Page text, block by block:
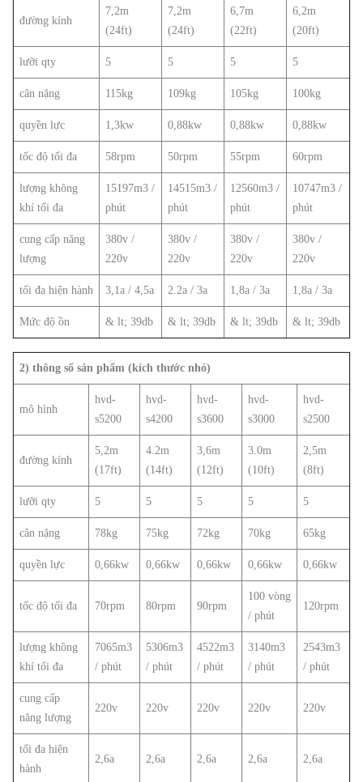
đường kính
7,2m
(24ft)
7,2m
(24ft)
6,7m
(22ft)
6,2m
(20ft)
lưỡi qty 5 5 5 5
cân nặng 115kg 109kg 105kg 100kg
quyền lực 1,3kw 0,88kw 0,88kw 0,88kw
tốc độ tối đa 58rpm 50rpm 55rpm 60rpm
lượng không
khí tối đa
15197m3 /
phút
14515m3 /
phút
12560m3 /
phút
10747m3 /
phút
cung cấp năng
lượng
380v /
220v
380v /
220v
380v /
220v
380v /
220v
tối đa hiện hành 3,1a / 4,5a 2.2a / 3a 1,8a / 3a 1,8a / 3a
Mức độ ồn & lt; 39db & lt; 39db & lt; 39db & lt; 39db
2) thông số sản phẩm (kích thước nhỏ)
mô hình
hvd-
s5200
hvd-
s4200
hvd-
s3600
hvd-
s3000
hvd-
s2500
đường kính
5,2m
(17ft)
4.2m
(14ft)
3,6m
(12ft)
3.0m
(10ft)
2,5m
(8ft)
lưỡi qty 5 5 5 5 5
cân nặng 78kg 75kg 72kg 70kg 65kg
quyền lực 0,66kw 0,66kw 0,66kw 0,66kw 0,66kw
tốc độ tối đa 70rpm 80rpm 90rpm
100 vòng
/ phút
120rpm
lượng không
khí tối đa
7065m3
/ phút
5306m3
/ phút
4522m3
/ phút
3140m3
/ phút
2543m3
/ phút
cung cấp
năng lượng
220v 220v 220v 220v 220v
tối đa hiện
hành
2,6a 2,6a 2,6a 2,6a 2,6a